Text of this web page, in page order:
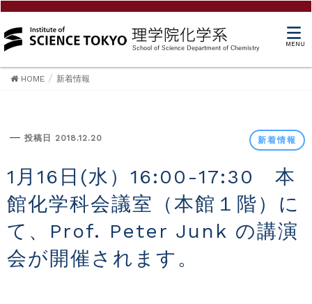
MENU
HOME 新着情報
投稿日 2018.12.20 新着情報
1月16日(水）16:00-17:30 本
館化学科会議室（本館１階）に
て、Prof. Peter Junk の講演
会が開催されます。